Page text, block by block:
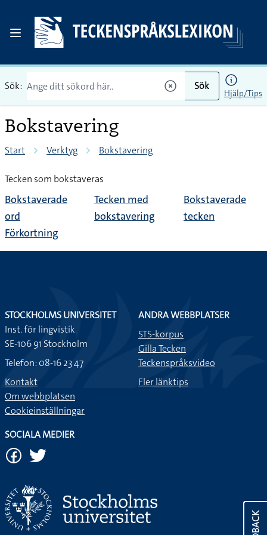
Sök: Sök
Hjälp/Tips
Bokstavering
Start Verktyg Bokstavering
Tecken som bokstaveras
Bokstaverade
ord
Förkortning
Tecken med
bokstavering
Bokstaverade
tecken
STOCKHOLMS UNIVERSITET
Inst. för lingvistik
SE-106 91 Stockholm
Telefon: 08-16 23 47
Kontakt
Om webbplatsen
Cookieinställningar
ANDRA WEBBPLATSER
STS-korpus
Gilla Tecken
Teckenspråksvideo
Fler länktips
SOCIALA MEDIER